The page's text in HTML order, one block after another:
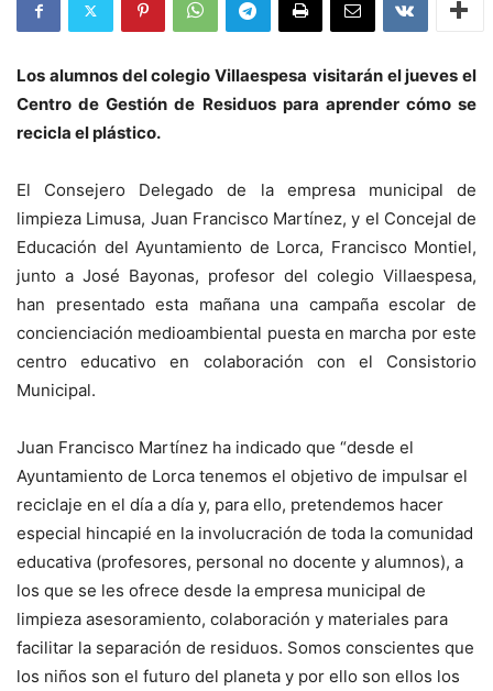
Los alumnos del colegio Villaespesa visitarán el jueves el
Centro de Gestión de Residuospara aprender cómo se
recicla el plástico.
El Consejero Delegado de la empresa municipal de
limpieza Limusa, Juan Francisco Martínez, y el Concejal de
Educación del Ayuntamiento de Lorca, Francisco Montiel,
junto a José Bayonas, profesor del colegio Villaespesa,
han presentado esta mañana una campaña escolar de
concienciación medioambiental puesta en marcha por este
centro educativo en colaboración con el Consistorio
Municipal.
Juan Francisco Martínez ha indicado que “desde el
Ayuntamiento de Lorca tenemos el objetivo de impulsar el
reciclaje en el día a día y, para ello, pretendemos hacer
especial hincapié en la involucración de toda la comunidad
educativa (profesores, personal no docente y alumnos), a
los que se les ofrece desde la empresa municipal de
limpieza asesoramiento, colaboración y materiales para
facilitar la separación de residuos. Somos conscientes que
los niños son el futuro del planeta y por ello son ellos los